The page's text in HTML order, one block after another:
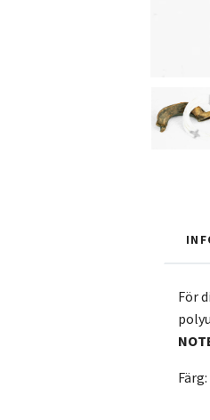
För